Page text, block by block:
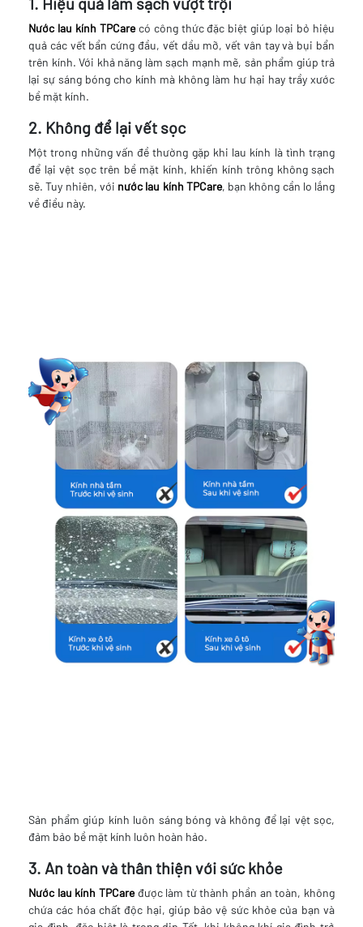
Nước lau kính TPCare có công thức đặc biệt giúp loại bỏ hiệu
quả các vết bẩn cứng đầu, vết dầu mỡ, vết vân tay và bụi bẩn
trên kính. Với khả năng làm sạch mạnh mẽ, sản phẩm giúp trả
lại sự sáng bóng cho kính mà không làm hư hại hay trầy xước
bề mặt kính.
2. Không để lại vết sọc
Một trong những vấn đề thường gặp khi lau kính là tình trạng
để lại vệt sọc trên bề mặt kính, khiến kính trông không sạch
sẽ. Tuy nhiên, với nước lau kính TPCare, bạn không cần lo lắng
về điều này.
Sản phẩm giúp kính luôn sáng bóng và không để lại vệt sọc,
đảm bảo bề mặt kính luôn hoàn hảo.
3. An toàn và thân thiện với sức khỏe
Nước lau kính TPCaređược làm từ thành phần an toàn, không
chứa các hóa chất độc hại, giúp bảo vệ sức khỏe của bạn và